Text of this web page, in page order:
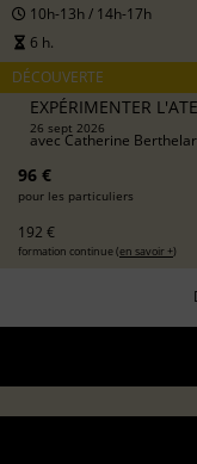
10h-13h / 14h-17h
6 h.
DÉCOUVERTE
EXPÉRIMENTER
26 sept 2026
avecCatherine
96 €
pour les particuliers
192 €
formation continue (en savoir +)